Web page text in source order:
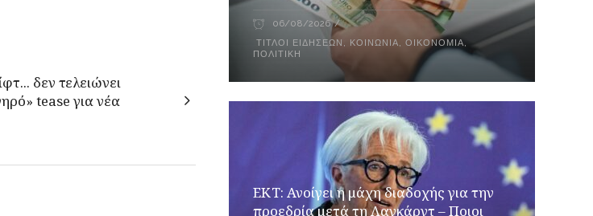
δεν τελειώνει
tease για νέα
06/08/2026
ΤΊΤΛΟΙ ΕΙΔΉΣΕΩΝ , ΚΟΙΝΩΝΊΑ,ΟΙΚΟΝΟΜΊΑ,
ΠΟΛΙΤΙΚΉ
ΕΚΤ: Ανοίγει η μάχη διαδοχής για την
προεδρία μετά τη Λαγκάρντ – Ποιοι